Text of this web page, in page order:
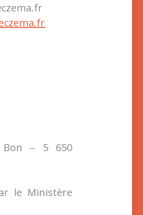
Bon – 5 650
le Ministère